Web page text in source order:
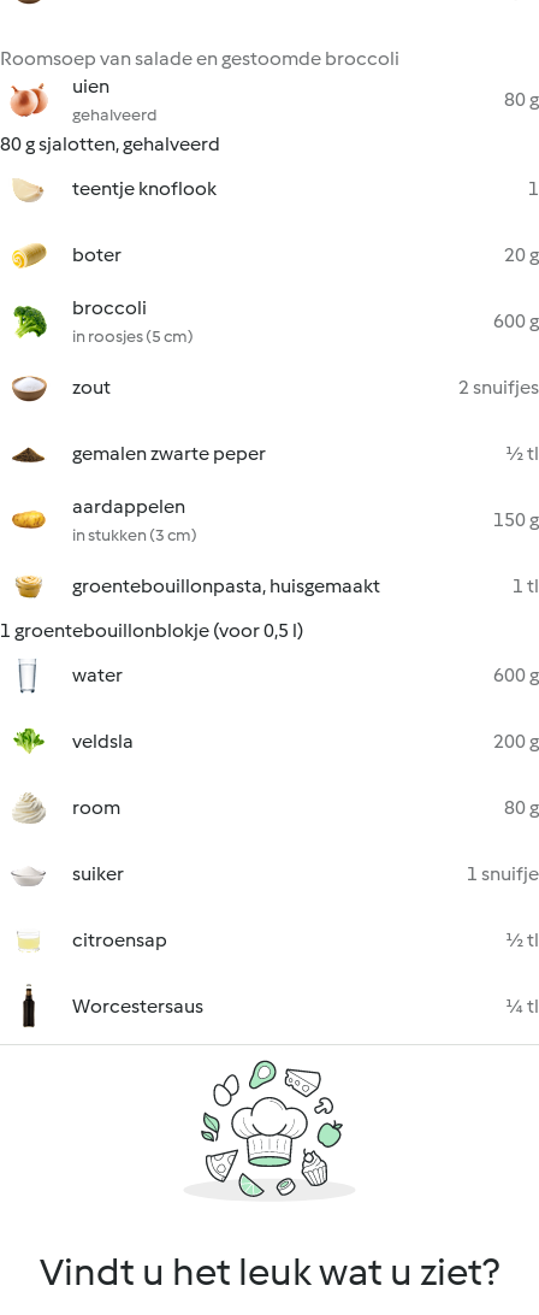
Roomsoep van salade en gestoomde broccoli
uien
gehalveerd
80 g
80 g sjalotten, gehalveerd
teentje knoflook
1
boter 20 g
broccoli
in roosjes (5 cm)
600 g
zout 2 snuifjes
gemalen zwarte peper ½ tl
aardappelen
in stukken (3 cm)
150 g
groentebouillonpasta, huisgemaakt
1 tl
1 groentebouillonblokje (voor 0,5 l)
water
600 g
veldsla 200 g
room 80 g
suiker 1 snuifje
citroensap ½ tl
Worcestersaus ¼ tl
Vindt u het leuk wat u ziet?